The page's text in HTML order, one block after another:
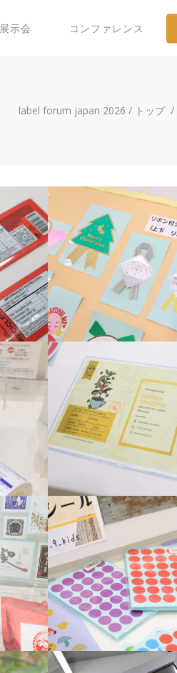
展示会 コンファレンス
label forum japan 2026 / トップ /